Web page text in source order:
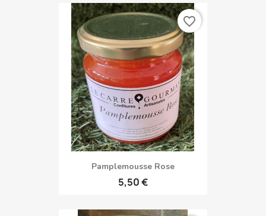
Pamplemousse Rose
5,50 €
favorite_border